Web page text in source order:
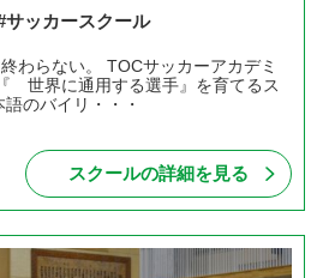
ッカースクール
わらない。 TOCサッカーアカデミ
世界に通用する選手』を育てるス
のバイリ・・・
スクールの詳細を見る